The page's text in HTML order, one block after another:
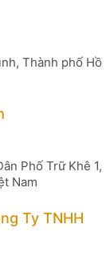
Thành phố Hồ
Phố Trữ Khê 1,
Nam
Ty TNHH